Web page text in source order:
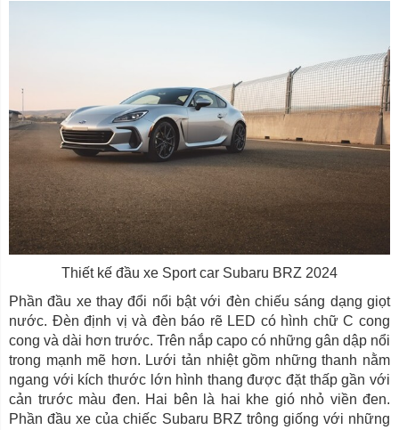
Thiết kế đầu xe Sport car Subaru BRZ 2024
Phần đầu xe thay đổi nổi bật với đèn chiếu sáng dạng giọt
nước. Đèn định vị và đèn báo rẽ LED có hình chữ C cong
cong và dài hơn trước. Trên nắp capo có những gân dập nổi
trong mạnh mẽ hơn. Lưới tản nhiệt gồm những thanh nằm
ngang với kích thước lớn hình thang được đặt thấp gần với
cản trước màu đen. Hai bên là hai khe gió nhỏ viền đen.
Phần đầu xe của chiếc Subaru BRZ trông giống với những